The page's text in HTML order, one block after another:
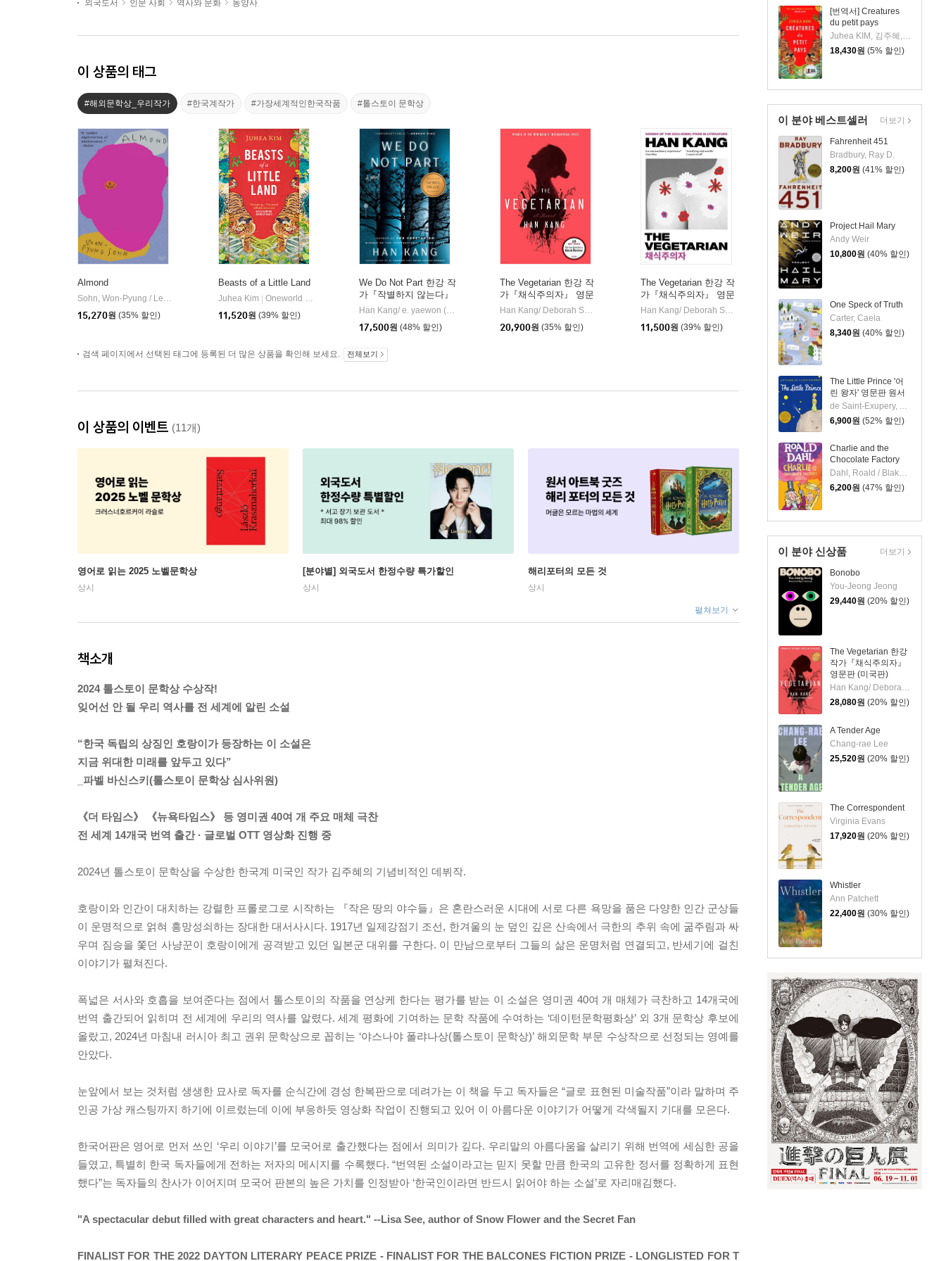
[번역서] Creatures
du petit pays
Juhea KIM, 김주혜, Anne ? Sylvie Homassel
18,430원 (5% 할인)
이 분야 베스트셀러
Fahrenheit 451
Bradbury, Ray D.
8,200원 (41% 할인)
Project Hail Mary
Andy Weir
10,800원 (40% 할인)
One Speck of Truth
Carter, Caela
8,340원 (40% 할인)
The Little Prince '어
린 왕자' 영문판 원서
de Saint-Exupery, Antoine / de Saint-Exupery, Antoine
6,900원 (52% 할인)
Charlie and the
Chocolate Factory
6,200원 (47% 할인)
더보기
이 분야 신상품
Bonobo
You-Jeong Jeong
29,440원 (20% 할인)
The Vegetarian 한강
작가『채식주의자』
영문판 (미국판)
28,080원 (20% 할인)
A Tender Age
Chang-rae Lee
25,520원 (20% 할인)
The Correspondent
Virginia Evans
17,920원 (20% 할인)
Whistler
Ann Patchett
22,400원 (30% 할인)
더보기
외국도서
인문 사회 역사와 문화 동양사
이 상품의 태그
#해외문학상_우리작가 #한국계작가 #가장세계적인한국작품 #톨스토이 문학상
Almond
Sohn, Won-Pyung / Lee, Sandy Joosun | Harpervia
15,270원 (35% 할인)
Beasts of a Little Land
Juhea Kim
Oneworld Publications
11,520원 (39% 할인)
We Do Not Part 한강 작
가『작별하지 않는다』
영문판 (미국판)
Han Kang/ e. yaewon (TRN), Paige Aniyah Morris (TRN) | Hogarth Press
17,500원 (48% 할인)
The Vegetarian 한강 작
가『채식주의자』 영문
판 (미국판)
Han Kang/ Deborah Smith (TRN)
Hogarth Press
20,900원 (35% 할인)
The Vegetarian 한강 작
가『채식주의자』 영문
판 (영국판)
Han Kang/ Deborah Smith (TRN)
Granta Books
11,500원 (39% 할인)
검색 페이지에서 선택된 태그에 등록된 더 많은 상품을 확인해 보세요. 전체보기
이 상품의 이벤트 (11개)
영어로 읽는 2025 노벨문학상
상시
[분야별] 외국도서 한정수량 특가할인
상시
해리포터의 모든 것
상시
펼쳐보기
책소개
2024 톨스토이 문학상 수상작!
잊어선 안 될 우리 역사를 전 세계에 알린 소설
“한국 독립의 상징인 호랑이가 등장하는 이 소설은
지금 위대한 미래를 앞두고 있다”
_파벨 바신스키(톨스토이 문학상 심사위원)
《더 타임스》 《뉴욕타임스》 등 영미권 40여 개 주요 매체 극찬
전 세계 14개국 번역 출간 · 글로벌 OTT 영상화 진행 중
2024년 톨스토이 문학상을 수상한 한국계 미국인 작가 김주혜의 기념비적인 데뷔작.
호랑이와 인간이 대치하는 강렬한 프롤로그로 시작하는 『작은 땅의 야수들』은 혼란스러운 시대에 서로 다른 욕망을 품은 다양한 인간 군상들
이 운명적으로 얽혀 흥망성쇠하는 장대한 대서사시다. 1917년 일제강점기 조선, 한겨울의 눈 덮인 깊은 산속에서 극한의 추위 속에 굶주림과 싸
우며 짐승을 쫓던 사냥꾼이 호랑이에게 공격받고 있던 일본군 대위를 구한다. 이 만남으로부터 그들의 삶은 운명처럼 연결되고, 반세기에 걸친
이야기가 펼쳐진다.
폭넓은 서사와 호흡을 보여준다는 점에서 톨스토이의 작품을 연상케 한다는 평가를 받는 이 소설은 영미권 40여 개 매체가 극찬하고 14개국에
번역 출간되어 읽히며 전 세계에 우리의 역사를 알렸다. 세계 평화에 기여하는 문학 작품에 수여하는 ‘데이턴문학평화상’ 외 3개 문학상 후보에
올랐고, 2024년 마침내 러시아 최고 권위 문학상으로 꼽히는 ‘야스나야 폴랴나상(톨스토이 문학상)’ 해외문학 부문 수상작으로 선정되는 영예를
안았다.
눈앞에서 보는 것처럼 생생한 묘사로 독자를 순식간에 경성 한복판으로 데려가는 이 책을 두고 독자들은 “글로 표현된 미술작품”이라 말하며 주
인공 가상 캐스팅까지 하기에 이르렀는데 이에 부응하듯 영상화 작업이 진행되고 있어 이 아름다운 이야기가 어떻게 각색될지 기대를 모은다.
한국어판은 영어로 먼저 쓰인 ‘우리 이야기’를 모국어로 출간했다는 점에서 의미가 깊다. 우리말의 아름다움을 살리기 위해 번역에 세심한 공을
들였고, 특별히 한국 독자들에게 전하는 저자의 메시지를 수록했다. “번역된 소설이라고는 믿지 못할 만큼 한국의 고유한 정서를 정확하게 표현
했다”는 독자들의 찬사가 이어지며 모국어 판본의 높은 가치를 인정받아 ‘한국인이라면 반드시 읽어야 하는 소설’로 자리매김했다.
"A spectacular debut filled with great characters and heart." --Lisa See, author of Snow Flower and the Secret Fan
FINALIST FOR THE 2022 DAYTON LITERARY PEACE PRIZE - FINALIST FOR THE BALCONES FICTION PRIZE - LONGLISTED FOR T